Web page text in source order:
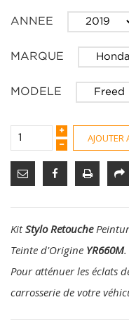
ANNEE
MARQUE
MODELE
AJOUTER
KitStylo Retouche
Teinte d'Origine YR660M.
Pour atténuer les éclats
carrosserie de votre